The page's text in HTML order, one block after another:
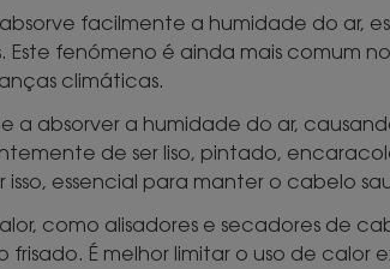
facilmente a humidade do ar,
Este fenómeno é ainda mais comum
climáticas.
a absorver a humidade do ar,
de ser liso, pintado,
essencial para manter o cabelo
como alisadores e secadores de
É melhor limitar o uso de calor